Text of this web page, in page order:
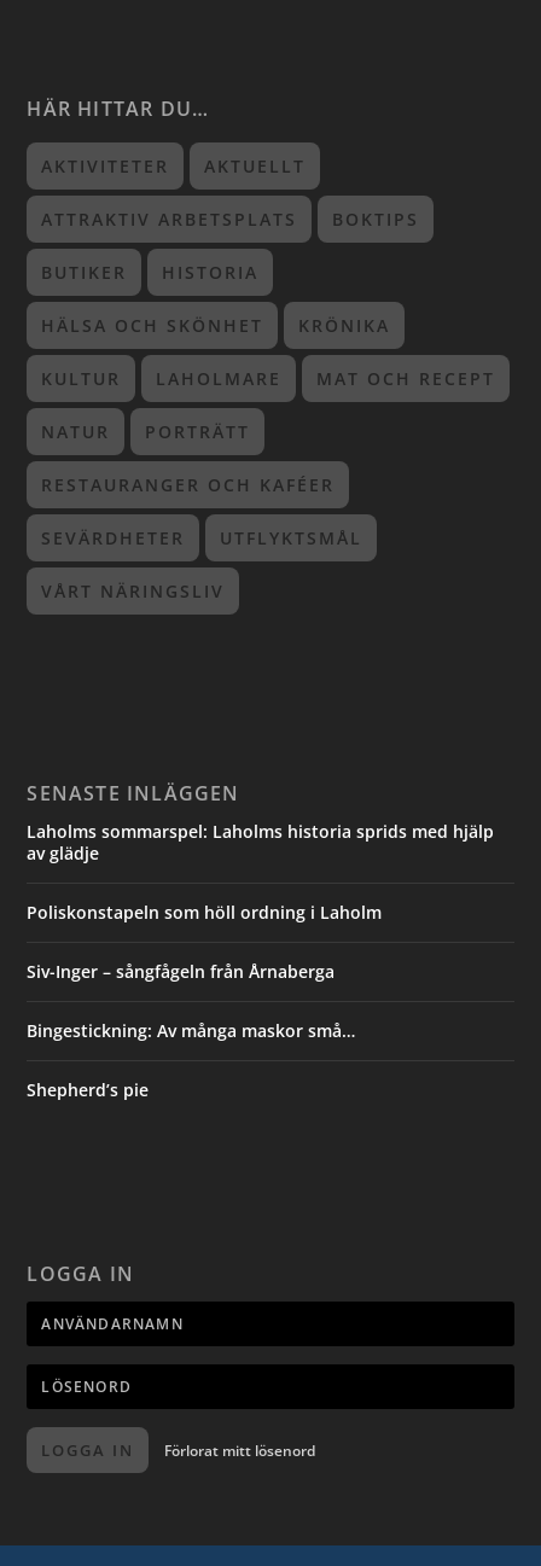
HÄR HITTAR DU…
AKTIVITETER AKTUELLT
ATTRAKTIV ARBETSPLATS BOKTIPS
BUTIKER HISTORIA
HÄLSA OCH SKÖNHET KRÖNIKA
KULTUR LAHOLMARE MAT OCH RECEPT
NATUR PORTRÄTT
RESTAURANGER OCH KAFÉER
SEVÄRDHETER UTFLYKTSMÅL
VÅRT NÄRINGSLIV
SENASTE INLÄGGEN
Laholms sommarspel: Laholms historia sprids med hjälp
av glädje
Poliskonstapeln som höll ordning i Laholm
Siv-Inger – sångfågeln från Årnaberga
Bingestickning: Av många maskor små…
Shepherd’s pie
LOGGA IN
LOGGA IN Förlorat mitt lösenord